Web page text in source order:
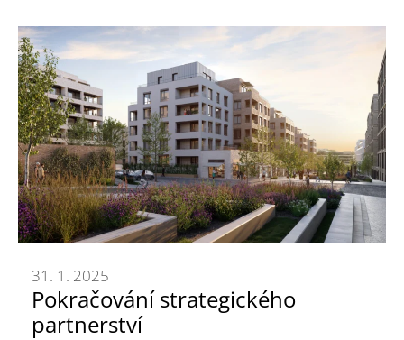
Pokračování strategického
partnerství
31. 1. 2025